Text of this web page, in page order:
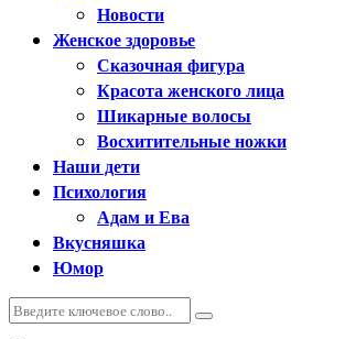
Новости
Женское здоровье
Сказочная фигура
Красота женского лица
Шикарные волосы
Восхитительные ножки
Наши дети
Психология
Адам и Ева
Вкусняшка
Юмор
Искать:
Поиск